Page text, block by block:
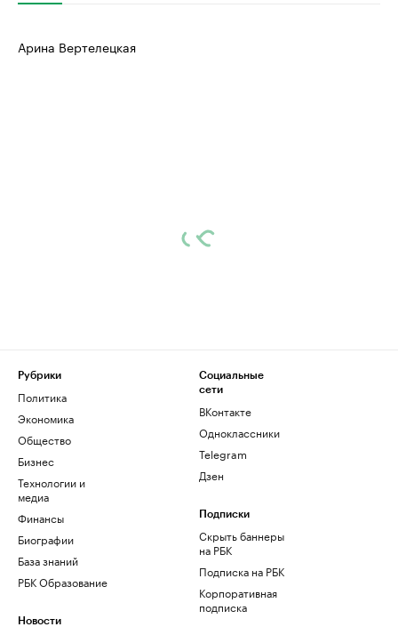
Арина Вертелецкая
Рубрики
Политика
Экономика
Общество
Бизнес
Технологии и
медиа
Финансы
Биографии
База знаний
РБК Образование
Новости
Социальные
сети
ВКонтакте
Одноклассники
Telegram
Дзен
Подписки
Скрыть баннеры
на РБК
Подписка на РБК
Корпоративная
подписка